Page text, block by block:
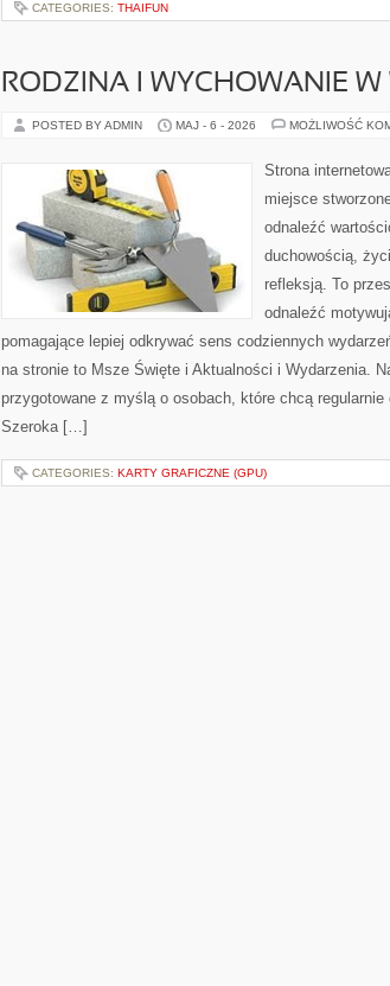
CATEGORIES: THAIFUN
RODZINA I WYCHOWANIE W
POSTED BY ADMIN MAJ - 6 - 2026 MOŻLIWOŚĆ
Strona
miejsce
odnaleźć
duchowością,
refleksją. To
odnaleźć
pomagające lepiej odkrywać sens codziennych
na stronie to Msze Święte i Aktualności i Wydarzenia.
przygotowane z myślą o osobach, które chcą
Szeroka […]
CATEGORIES: KARTY GRAFICZNE (GPU)